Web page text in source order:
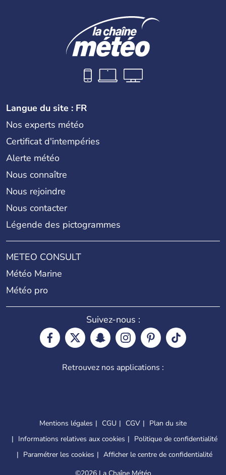
Langue du site : FR
Nos experts météo
Certificat d'intempéries
Alerte météo
Nous connaître
Nous rejoindre
Nous contacter
Légende des pictogrammes
METEO CONSULT
Météo Marine
Météo pro
Suivez-nous :
Retrouvez nos applications :
Mentions légales CGU CGV
Plan du site
Informations relatives aux cookies
Politique de confidentialité
Paramétrer les cookies
Afficher le centre de confidentialité